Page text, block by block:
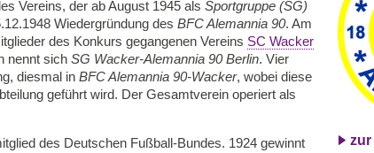
Vereins, der ab August 1945 als Sportgruppe (SG)
Wiedergründung des BFC Alemannia 90. Am
des Konkurs gegangenen Vereins SC Wacker
nennt sich SG Wacker-Alemannia 90 Berlin. Vier
diesmal in BFC Alemannia 90-Wacker, wobei diese
geführt wird. Der Gesamtverein operiert als
des Deutschen Fußball-Bundes. 1924 gewinnt
zur